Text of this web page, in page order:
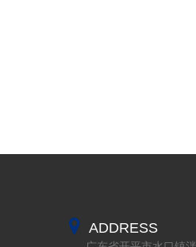
ADDRESS